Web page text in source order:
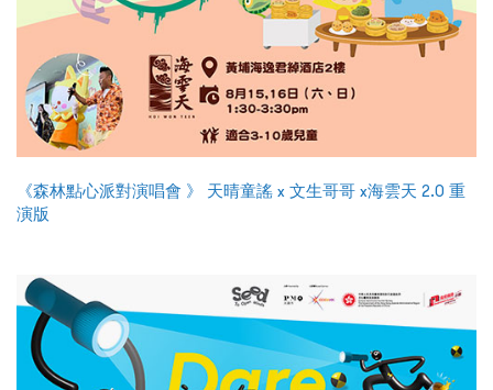
《森林點心派對演唱會 》 天晴童謠 x 文生哥哥 x海雲天 2.0 重
演版